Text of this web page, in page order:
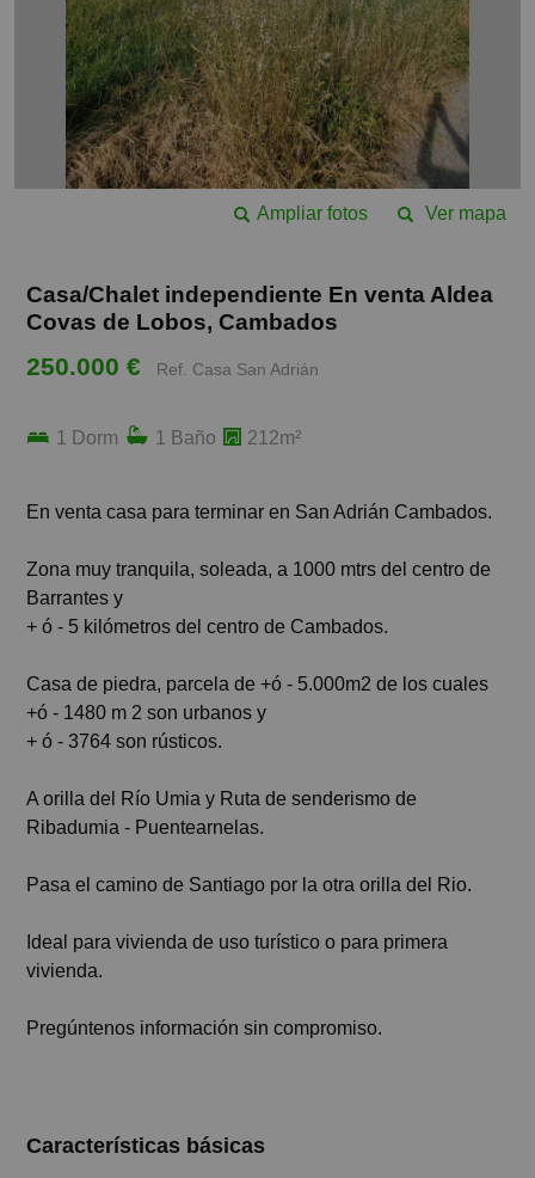
Ver mapa
Ampliar fotos
Casa/Chalet independiente En venta Aldea
Covas de Lobos, Cambados
250.000 € Ref. Casa San Adrián
1 Dorm 1 Baño 212m²
En venta casa para terminar en San Adrián Cambados.
Zona muy tranquila, soleada, a 1000 mtrs del centro de
Barrantes y
+ ó - 5 kilómetros del centro de Cambados.
Casa de piedra, parcela de +ó - 5.000m2 de los cuales
+ó - 1480 m 2 son urbanos y
+ ó - 3764 son rústicos.
A orilla del Río Umia y Ruta de senderismo de
Ribadumia - Puentearnelas.
Pasa el camino de Santiago por la otra orilla del Rio.
Ideal para vivienda de uso turístico o para primera
vivienda.
Pregúntenos información sin compromiso.
Características básicas